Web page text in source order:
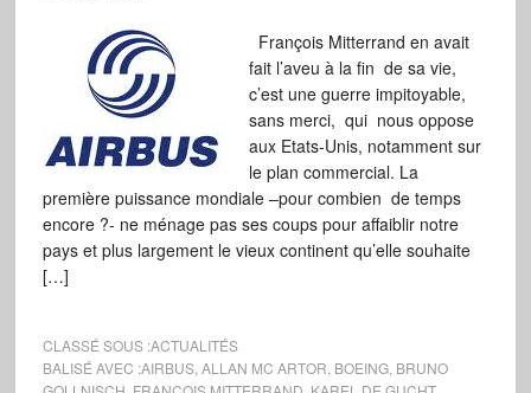
François Mitterrand en avait
fait l’aveu à la fin de sa vie,
c’est une guerre impitoyable,
sans merci, qui nous oppose
aux Etats-Unis, notamment sur
le plan commercial. La
première puissance mondiale –pour combien de temps
encore ?- ne ménage pas ses coups pour affaiblir notre
pays et plus largement le vieux continent qu’elle souhaite
[…]
CLASSÉ SOUS :ACTUALITÉS
BALISÉ AVEC :AIRBUS, ALLAN MC ARTOR BOEING, BRUNO